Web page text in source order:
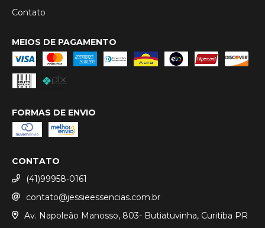
Contato
MEIOS DE PAGAMENTO
FORMAS DE ENVIO
CONTATO
(41)99958-0161
contato@jessieessencias.com.br
Av. Napoleão Manosso, 803- Butiatuvinha, Curitiba PR